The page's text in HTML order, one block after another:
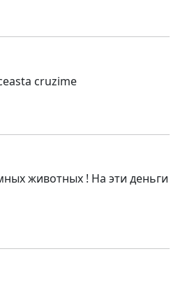
cruzime
животных ! На эти деньги